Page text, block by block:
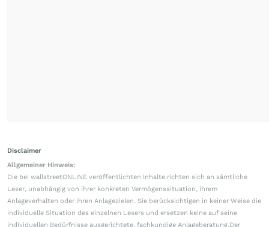
Disclaimer
Allgemeiner Hinweis:
Die bei wallstreetONLINE veröffentlichten Inhalte richten sich an sämtliche
Leser, unabhängig von ihrer konkreten Vermögenssituation, ihrem
Anlageverhalten oder ihren Anlagezielen. Sie berücksichtigen in keiner Weise die
individuelle Situation des einzelnen Lesers und ersetzen keine auf seine
individuellen Bedürfnisse ausgerichtete, fachkundige Anlageberatung.Der